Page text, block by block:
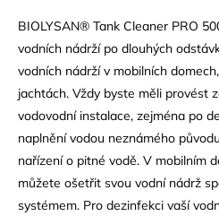
BIOLYSAN® Tank Cleaner PRO
vodních nádrží po dlouhých
vodních nádrží v mobilních
jachtách. Vždy byste měli provést
vodovodní instalace, zejména po
naplnění vodou neznámého
nařízení o pitné vodě. V mobilním
můžete ošetřit svou vodní nádrž
systémem. Pro dezinfekci vaší